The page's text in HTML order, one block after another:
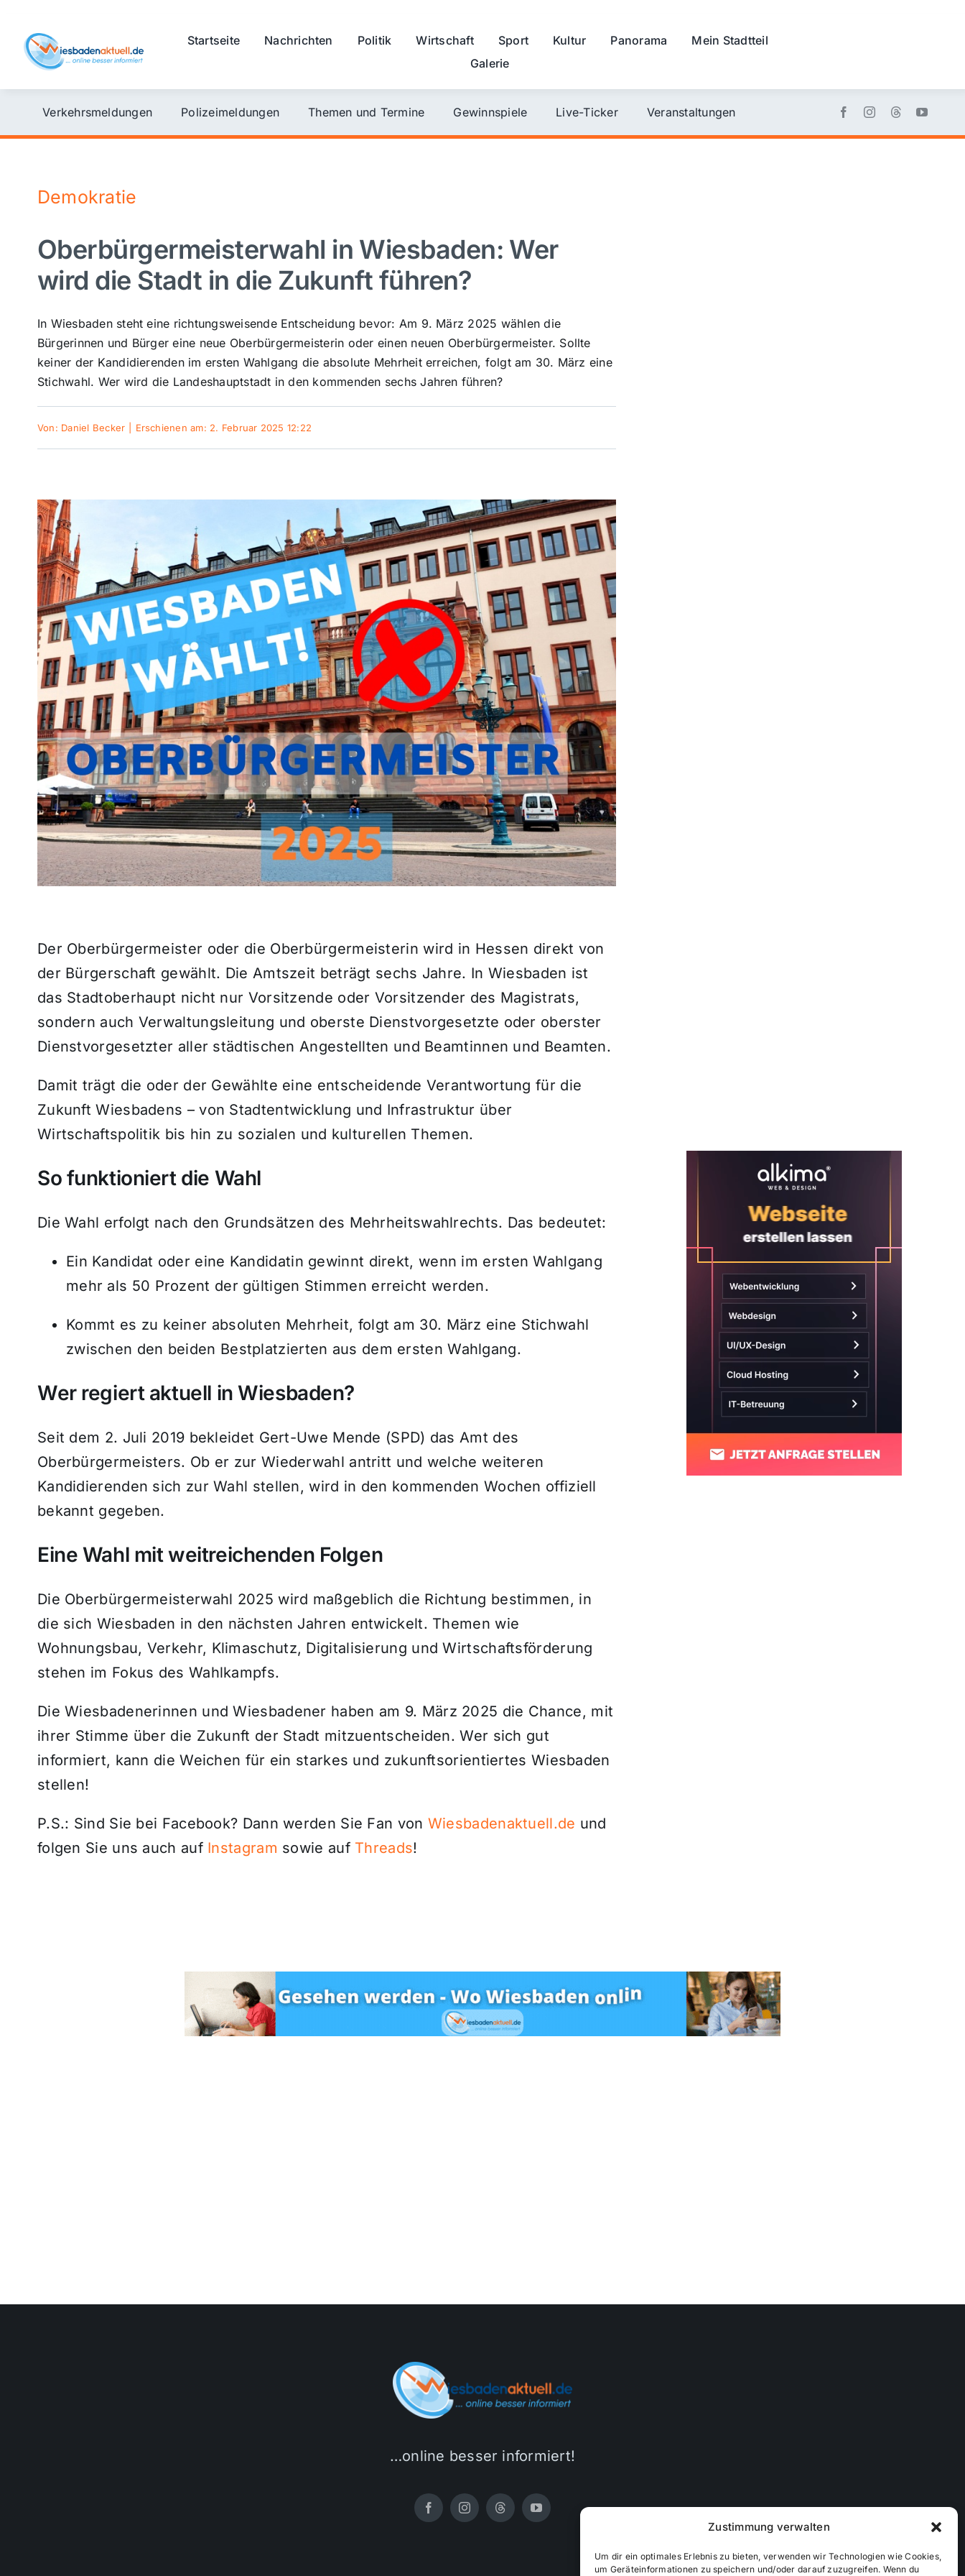
Zustimmung verwalten
Um dir ein optimales Erlebnis zu bieten, verwenden wir Technologien wie Cookies,
um Geräteinformationen zu speichern und/oder darauf zuzugreifen. Wenn du
content
Startseite Nachrichten Politik Wirtschaft Sport Kultur Panorama
Mein Stadtteil
Galerie
Verkehrsmeldungen Polizeimeldungen Themen und Termine Gewinnspiele Live-Ticker Veranstaltungen
Demokratie
Oberbürgermeisterwahl in Wiesbaden: Wer
wird die Stadt in die Zukunft führen?
In Wiesbaden steht eine richtungsweisende Entscheidung bevor: Am 9. März 2025 wählen die
Bürgerinnen und Bürger eine neue Oberbürgermeisterin oder einen neuen Oberbürgermeister. Sollte
keiner der Kandidierenden im ersten Wahlgang die absolute Mehrheit erreichen, folgt am 30. März eine
Stichwahl. Wer wird die Landeshauptstadt in den kommenden sechs Jahren führen?
Von: Daniel Becker Erschienen am: 2. Februar 2025 12:22
Der Oberbürgermeister oder die Oberbürgermeisterin wird in Hessen direkt von
der Bürgerschaft gewählt. Die Amtszeit beträgt sechs Jahre. In Wiesbaden ist
das Stadtoberhaupt nicht nur Vorsitzende oder Vorsitzender des Magistrats,
sondern auch Verwaltungsleitung und oberste Dienstvorgesetzte oder oberster
Dienstvorgesetzter aller städtischen Angestellten und Beamtinnen und Beamten.
Damit trägt die oder der Gewählte eine entscheidende Verantwortung für die
Zukunft Wiesbadens – von Stadtentwicklung und Infrastruktur über
Wirtschaftspolitik bis hin zu sozialen und kulturellen Themen.
So funktioniert die Wahl
Die Wahl erfolgt nach den Grundsätzen des Mehrheitswahlrechts. Das bedeutet:
Ein Kandidat oder eine Kandidatin gewinnt direkt, wenn im ersten Wahlgang
mehr als 50 Prozent der gültigen Stimmen erreicht werden.
Kommt es zu keiner absoluten Mehrheit, folgt am 30. März eine Stichwahl
zwischen den beiden Bestplatzierten aus dem ersten Wahlgang.
Wer regiert aktuell in Wiesbaden?
Seit dem 2. Juli 2019 bekleidet Gert-Uwe Mende (SPD) das Amt des
Oberbürgermeisters. Ob er zur Wiederwahl antritt und welche weiteren
Kandidierenden sich zur Wahl stellen, wird in den kommenden Wochen offiziell
bekannt gegeben.
Eine Wahl mit weitreichenden Folgen
Die Oberbürgermeisterwahl 2025 wird maßgeblich die Richtung bestimmen, in
die sich Wiesbaden in den nächsten Jahren entwickelt. Themen wie
Wohnungsbau, Verkehr, Klimaschutz, Digitalisierung und Wirtschaftsförderung
stehen im Fokus des Wahlkampfs.
Die Wiesbadenerinnen und Wiesbadener haben am 9. März 2025 die Chance, mit
ihrer Stimme über die Zukunft der Stadt mitzuentscheiden. Wer sich gut
informiert, kann die Weichen für ein starkes und zukunftsorientiertes Wiesbaden
stellen!
P.S.: Sind Sie bei Facebook? Dann werden Sie Fan von Wiesbadenaktuell.de und
folgen Sie uns auch auf Instagram sowie auf Threads!
…online besser informiert!